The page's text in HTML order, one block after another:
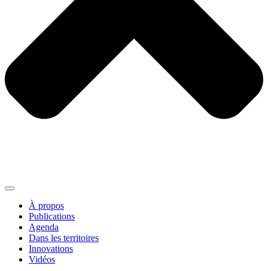
À propos
Publications
Agenda
Dans les territoires
Innovations
Vidéos